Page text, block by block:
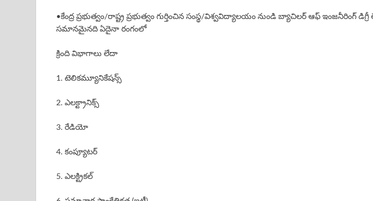
•కేంద్ర ప్రభుత్వం/రాష్ట్ర ప్రభుత్వం గుర్తించిన సంస్థ/విశ్వవిద్యాలయం నుండి బ్యాచిలర్ ఆఫ్ ఇంజనీరింగ్
సమానమైనది ఏదైనా రంగంలో
క్రింది విభాగాలు లేదా
1. టెలికమ్యూనికేషన్స్
2. ఎలక్ట్రానిక్స్
3. రేడియో
4. కంప్యూటర్
5. ఎలక్ట్రికల్